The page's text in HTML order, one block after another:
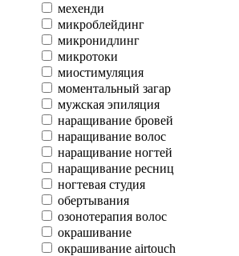
мехенди
микроблейдинг
микронидлинг
микротоки
миостимуляция
моментальный загар
мужская эпиляция
наращивание бровей
наращивание волос
наращивание ногтей
наращивание ресниц
ногтевая студия
обертывания
озонотерапия волос
окрашивание
окрашивание airtouch